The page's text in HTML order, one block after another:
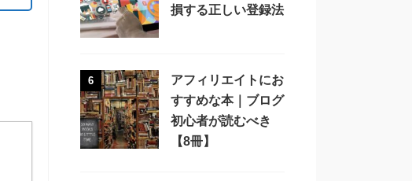
損する正しい登録法
6
アフィリエイトにお
すすめな本｜ブログ
初心者が読むべき
【8冊】